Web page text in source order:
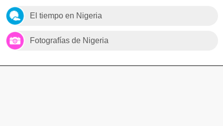
El tiempo en Nigeria
Fotografías de Nigeria